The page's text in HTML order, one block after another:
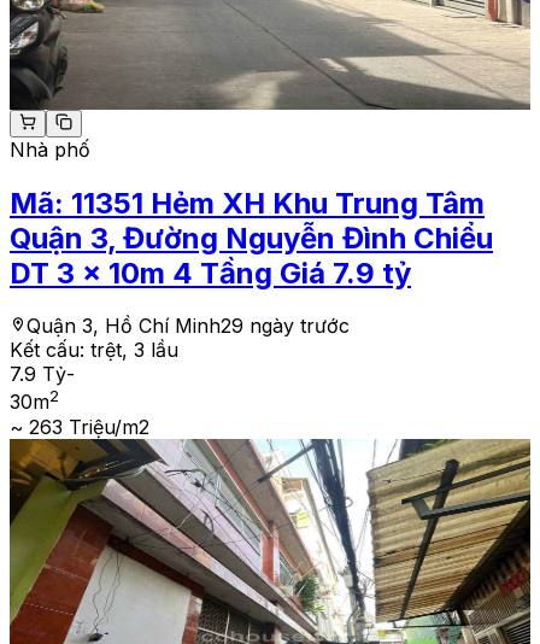
Nhà phố
Mã: 11351 Hẻm XH Khu Trung Tâm
Quận 3, Đường Nguyễn Đình Chiểu
DT 3 x 10m 4 Tầng Giá 7.9 tỷ
Quận 3, Hồ Chí Minh29 ngày trước
Kết cấu: trệt, 3 lầu
7.9 Tỷ-
30m2
~ 263 Triệu/m2